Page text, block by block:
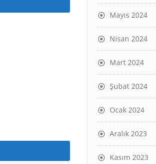
Mayıs 2024
Nisan 2024
Mart 2024
Şubat 2024
Ocak 2024
Aralık 2023
Kasım 2023